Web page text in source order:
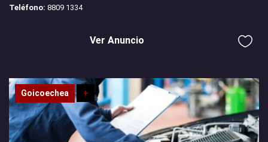
Teléfono: 8809 1334
Ver Anuncio
Goicoechea +